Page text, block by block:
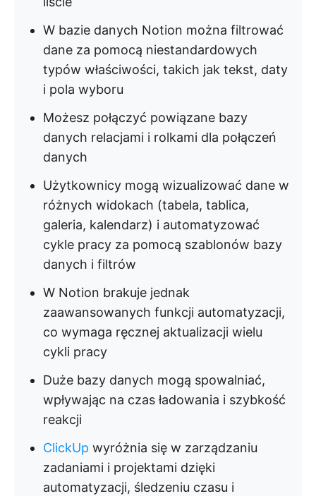
W bazie danych Notion można filtrować
dane za pomocą niestandardowych
typów właściwości, takich jak tekst, daty
i pola wyboru
Możesz połączyć powiązane bazy
danych relacjami i rolkami dla połączeń
danych
Użytkownicy mogą wizualizować dane w
różnych widokach (tabela, tablica,
galeria, kalendarz) i automatyzować
cykle pracy za pomocą szablonów bazy
danych i filtrów
W Notion brakuje jednak
zaawansowanych funkcji automatyzacji,
co wymaga ręcznej aktualizacji wielu
cykli pracy
Duże bazy danych mogą spowalniać,
wpływając na czas ładowania i szybkość
reakcji
ClickUp wyróżnia się w zarządzaniu
zadaniami i projektami dzięki
automatyzacji, śledzeniu czasu i